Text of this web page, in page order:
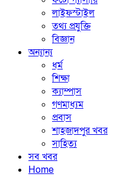
লাইফস্টাইল
তথ্য প্রযুক্তি
বিজ্ঞান
অন্যান্য
ধর্ম
শিক্ষা
ক্যাম্পাস
গণমাধ্যম
প্রবাস
শাহজাদপুর খবর
সাহিত্য
সব খবর
Home